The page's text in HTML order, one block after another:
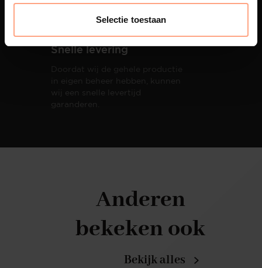
Selectie toestaan
Snelle levering
in eigen beheer hebben, kunnen
wij een snelle levertijd
garanderen.
Anderen
bekeken ook
Bekijk alles